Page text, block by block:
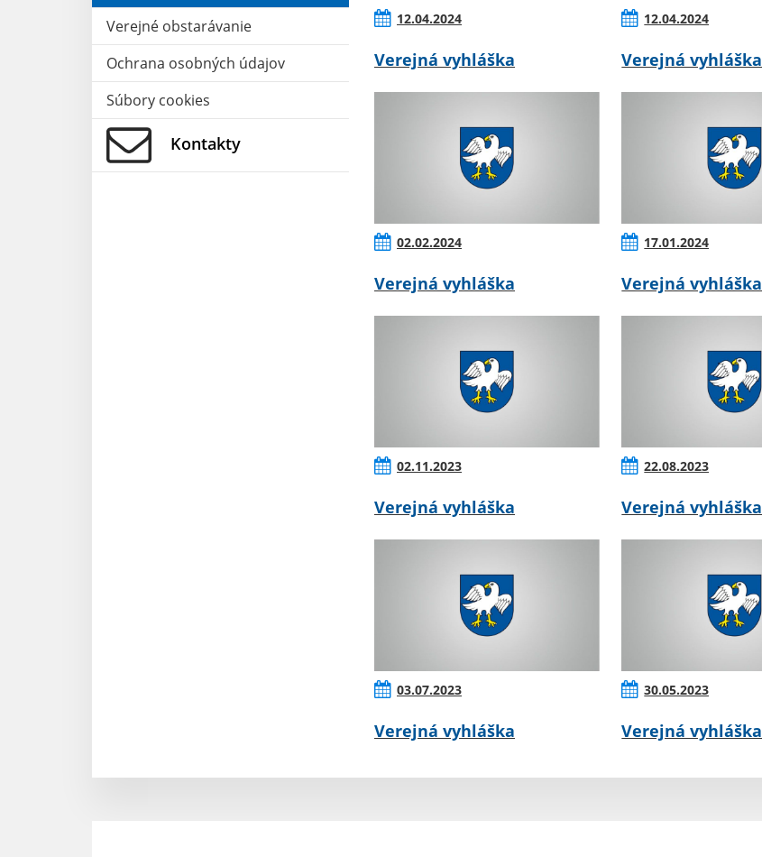
Verejné obstarávanie
Ochrana osobných údajov
Súbory cookies
Kontakty
12.04.2024
Verejná vyhláška
12.04.2024
Verejná vyhláška
02.02.2024
Verejná vyhláška
17.01.2024
Verejná vyhláška
02.11.2023
Verejná vyhláška
22.08.2023
Verejná vyhláška
03.07.2023
Verejná vyhláška
30.05.2023
Verejná vyhláška